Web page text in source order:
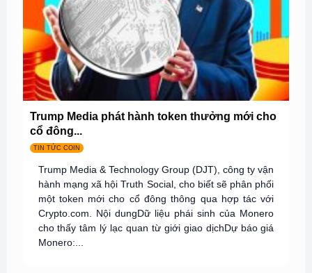
Trump Media phát hành token thưởng mới cho
cổ đông...
TIN TỨC COIN
Trump Media & Technology Group (DJT), công ty vận
hành mạng xã hội Truth Social, cho biết sẽ phân phối
một token mới cho cổ đông thông qua hợp tác với
Crypto.com. Nội dungDữ liệu phái sinh của Monero
cho thấy tâm lý lạc quan từ giới giao dịchDự báo giá
Monero:...